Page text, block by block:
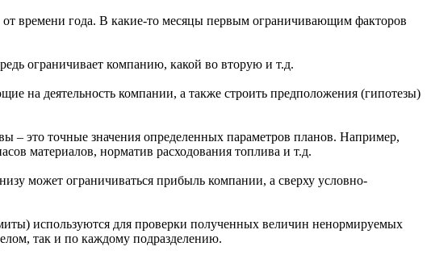
времени года. В какие-то месяцы первым ограничивающим факторов
ограничивает компанию, какой во вторую и т.д.
на деятельность компании, а также строить предположения (гипотезы)
– это точные значения определенных параметров планов. Например,
материалов, норматив расходования топлива и т.д.
может ограничиваться прибыль компании, а сверху условно-
используются для проверки полученных величин ненормируемых
так и по каждому подразделению.